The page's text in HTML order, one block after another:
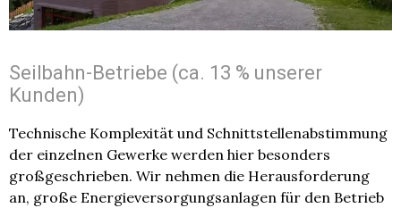
Seilbahn-Betriebe (ca. 13 % unserer
Kunden)
Technische Komplexität und Schnittstellenabstimmung
der einzelnen Gewerke werden hier besonders
großgeschrieben. Wir nehmen die Herausforderung
an, große Energieversorgungsanlagen für den Betrieb